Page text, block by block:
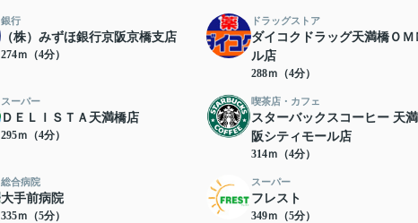
銀行
（株）みずほ銀行京阪京橋支店
274ｍ（4分）
ドラッグストア
ダイコクドラッグ天満橋ＯＭ
ル店
288ｍ（4分）
スーパー
ＤＥＬＩＳＴＡ天満橋店
295ｍ（4分）
喫茶店・カフェ
スターバックスコーヒー 天
阪シティモール店
314ｍ（4分）
総合病院
大手前病院
335ｍ（5分）
スーパー
フレスト
349ｍ（5分）